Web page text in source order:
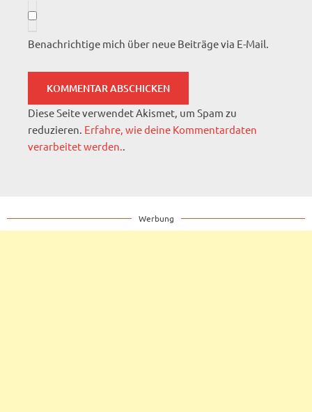
Benachrichtige mich über neue Beiträge via E-Mail.
Diese Seite verwendet Akismet, um Spam zu
reduzieren. Erfahre, wie deine Kommentardaten
verarbeitet werden..
Werbung